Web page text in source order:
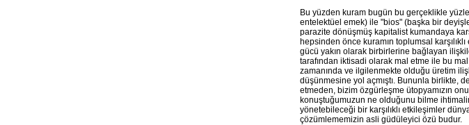
Bu yüzden kuram bugün bu gerçeklikle
entelektüel emek) ile "bios" (başka bir
parazite dönüşmüş kapitalist kumandaya
hepsinden önce kuramın toplumsal
gücü yakın olarak birbirlerine bağlayan
tarafından iktisadi olarak mal etme ile bu
zamanında ve ilgilenmekte olduğu üretim
düşünmesine yol açmıştı. Bununla birlikte,
etmeden, bizim özgürleşme ütopyamızın
konuştuğumuzun ne olduğunu bilme
yönetebileceği bir karşılıklı etkileşimler
çözümlememizin asli güdüleyici özü budur.